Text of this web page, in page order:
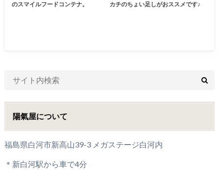
のスマイルフードコンテナ。
カチのちょい足しがおススメです♪
陽氣屋について
福島県白河市新高山39-3 メガステージ白河内
＊新白河駅から車で4分